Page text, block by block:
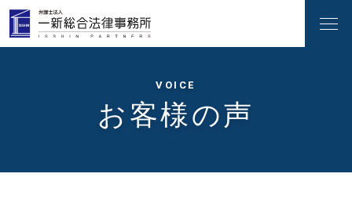
VOICE
お客様の声